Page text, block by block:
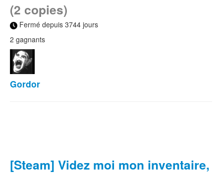
(2 copies)
Fermé depuis 3744 jours
2 gagnants
Gordor
[Steam] Videz moi mon inventaire,